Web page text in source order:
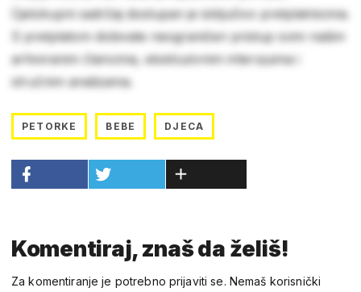
Cjelokupni sadržaj dostupan je isključivo pretplatnicima.
S pretplatom dobivate neograničen pristup svim našim
arhiviranim člancima, ekskluzivnim intervjuima i
stručnim analizama.
PETORKE BEBE DJECA
Komentiraj, znaš da želiš!
Za komentiranje je potrebno prijaviti se. Nemaš korisnički